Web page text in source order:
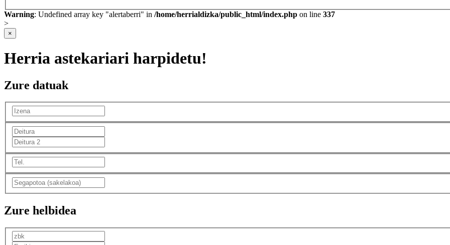
Warning: Undefined array key "alertaberri" in /home/herrialdizka/public_html/index.php on line 337
>
×
Herria astekariari harpidetu!
Zure datuak
Zure helbidea